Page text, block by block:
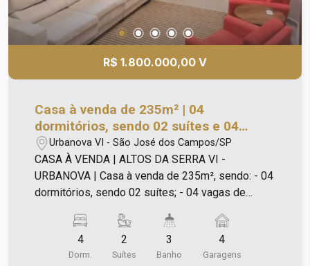
de água quente e fria em torneiras e duchas; -
Infra estrutura para chuveiro elétrico como
opcional; - Infra estrutura de ar-condicionado em
todos os cômodos já pronta para instalação; -
Persianas automáticas nas janelas dos
vagas de garagem, sendo 02 cobertas. Ótima
localização dentro do condomínio, próximo à
portaria. Agende a sua visita!
R$ 1.800.000,00 V
Casa à venda de 235m² | 04
dormitórios, sendo 02 suítes e 04
vagas de garagem | Condomínio Altos
da Serra VI - Urbanova | São José dos
Campos |
Urbanova VI - São José dos Campos/SP
CASA À VENDA | ALTOS DA SERRA VI -
URBANOVA | Casa à venda de 235m², sendo: - 04
dormitórios, sendo 02 suítes; - 04 vagas de
Suite master com closet, as outras suítes com
armários planejados; - Sacada; - Sala de TV; -
Sala com lareira; - Sala de jantar; - Lavabo; -
4
Dorm.
2
Suítes
3
Banho
4
Garagens